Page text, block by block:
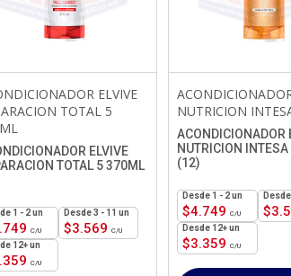
ELVIVE
TOTAL 5
ELVIVE
TOTAL 5 370ML
1 - 2un
$3.569
3 - 11 un
12+ un
NUTRICION
ACONDICIONADOR
NUTRICION
(12)
$4.749
1 - 2un
$
$3.359
12+ un